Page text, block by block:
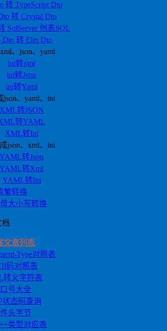
转 TypeScript Dto
转 Crystal Dto
SqlServer 创表SQL
Dto 转 Elm Dto
、json、yaml
ini转xml
ini转Json
ini转Yaml
json、yaml、ini
XML转JSON
转YAML
XML转Ini
json、xml、ini
YAML转Json
YAML转Xml
YAML转Ini
繁转换
大小写转换
档
文章列表
Type对照表
码对照表
转义字符表
号大全
状态码查询
头字节
类型对应表